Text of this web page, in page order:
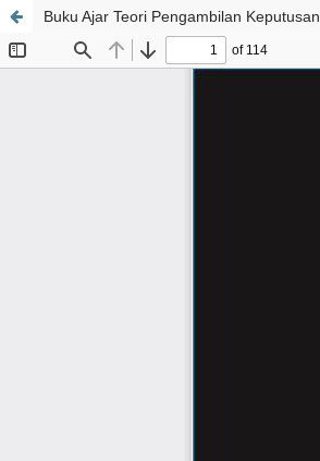
Buku Ajar Teori Pengambilan Keputusan